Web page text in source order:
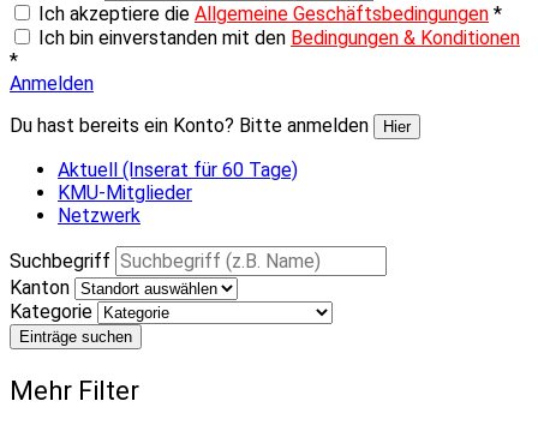
Ich akzeptiere die Allgemeine Geschäftsbedingungen *
Ich bin einverstanden mit den Bedingungen & Konditionen
*
Anmelden
Du hast bereits ein Konto? Bitte anmelden
Hier
Aktuell (Inserat für 60 Tage)
KMU-Mitglieder
Netzwerk
Suchbegriff
Kanton
Kategorie
Einträge suchen
Mehr Filter